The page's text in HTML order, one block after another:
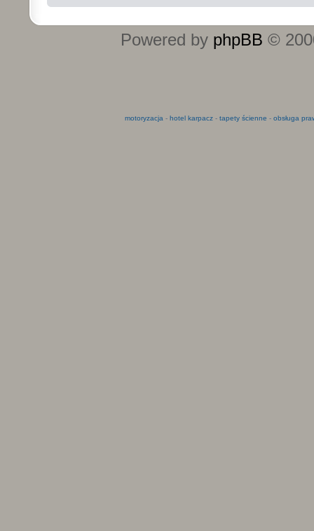
Powered by phpBB ©
motoryzacja - hotel karpacz- tapety ścienne - obsługa